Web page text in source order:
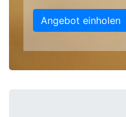
Angebot einholen